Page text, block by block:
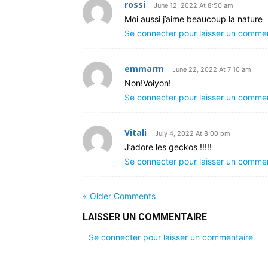
rossi June 12, 2022 At 8:50 am
Moi aussi j’aime beaucoup la nature
Se connecter pour laisser un
emmarm June 22, 2022 At 7:10 am
Non!Voiyon!
Se connecter pour laisser un
Vitali July 4, 2022 At 8:00 pm
J’adore les geckos !!!!!
Se connecter pour laisser un
« Older Comments
LAISSER UN COMMENTAIRE
Se connecter pour laisser un commentaire